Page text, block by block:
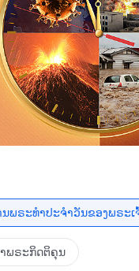
ມີພຽງໜ້ອຍຄົນທີ່ກຳນົດແ
ອງພຣະເຈົ້າທີ່ເປັນຄວາມ
ຫຼົ່ານັ້ນ? ວັນນີ້ ເພື່ອເຈົ້າ
ແຫວງຫາພຽງໄດ້ຮັບພອນ
ານການສະແຫວງຫາຂອງ
າ ແລະ ມີຄວາມຮັກທີ່ແທ້ຈິ
ພຣະເຈົ້າແມ່ນແທ້ຈິງທີ່ສຸ
ນທາງທີ່ຖືກຕ້ອງຂອງຄວາ
ານຄອບຄອງຂອງພຣະເຈົ້
ແລະ ຜ່ານພາລະກິດຂອ
ຈົ້າຈະເປັນອິດສະຫຼະຈາກ
ຮັບອິດສະຫຼະຈາກອິດທິພົ
, ເຈົ້າຕ້ອງພະຍາຍາມສະ
ບັນຂອງເລື່ອງຕ່າງໆ. ພ
ຄິດເຖິງພຣະເຈົ້າຢູ່ທຸກປະ
ຈົ້າກ່າວ ຫຼື ກະທຳ ພວກເ
ນພຣະທຳປະຈຳວັນຂອງພຣະເ
າພຣະກິດຕິຄຸນ